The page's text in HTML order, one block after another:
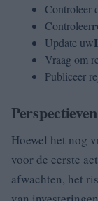
Controleer
Controleer
Update uw
Vraag om
Publiceer
Hoewel het nog
voor de eerste
afwachten, het